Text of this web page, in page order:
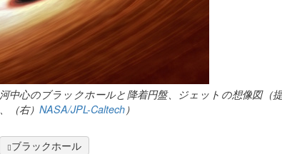
中心のブラックホールと降着円盤、ジェットの想像図（提
（右）NASA/JPL-Caltech）
ブラックホール